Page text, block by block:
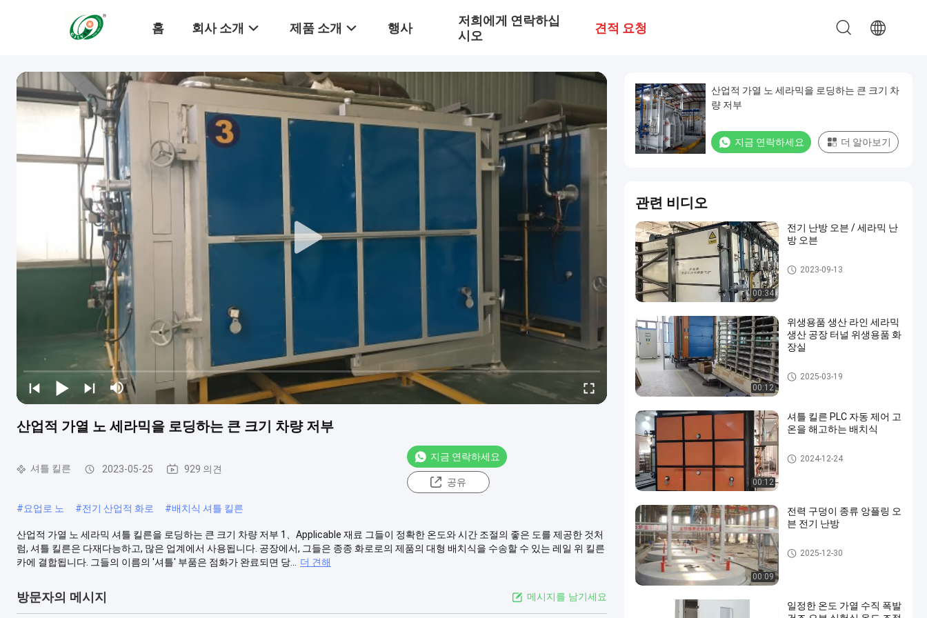
홈 회사 소개 제품 소개 행사
저희에게 연락하십
시오
견적 요청
산업적 가열 노 세라믹을 로딩하는 큰 크기 차량 저부
셔틀 킬른 2023-05-25 929 의견
지금 연락하세요
공유
#요업로 노 #전기 산업적 화로 #배치식 셔틀 킬른
산업적 가열 노 세라믹 셔틀 킬른을 로딩하는 큰 크기 차량 저부 1、Applicable 재료 그들이 정확한 온도와 시간 조절의 좋은 도를 제공한 것처
럼, 셔틀 킬른은 다재다능하고, 많은 업계에서 사용됩니다. 공장에서, 그들은 종종 화로로의 제품의 대형 배치식을 수송할 수 있는 레일 위 킬른
카에 결합됩니다. 그들의 이름의 '셔틀' 부품은 점화가 완료되면 당...
더 견해
방문자의 메시지 메시지를 남기세요
산업적 가열 노 세라믹을 로딩하는 큰 크기 차
량 저부
지금 연락하세요 더 알아보기
관련 비디오
00:34
전기 난방 오븐 / 세라믹 난
방 오븐
셔틀 킬른
2023-09-13
00:12
위생용품 생산 라인 세라믹
생산 공장 터널 위생용품 화
장실
셔틀 킬른
2025-03-19
00:12
셔틀 킬른 PLC 자동 제어 고
온을 해고하는 배치식
셔틀 킬른
2024-12-24
00:09
전력 구덩이 종류 앙플링 오
븐 전기 난방
열처리 용광로
2025-12-30
일정한 온도 가열 수직 폭발